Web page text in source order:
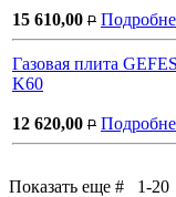
15 610,00 P
Газовая плита
K60
12 620,00 P
Показать еще # 1-